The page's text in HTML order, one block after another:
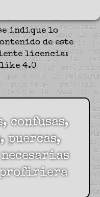
indique lo
de este
licencia:
4.0
confusas,
puercas,
profiriera